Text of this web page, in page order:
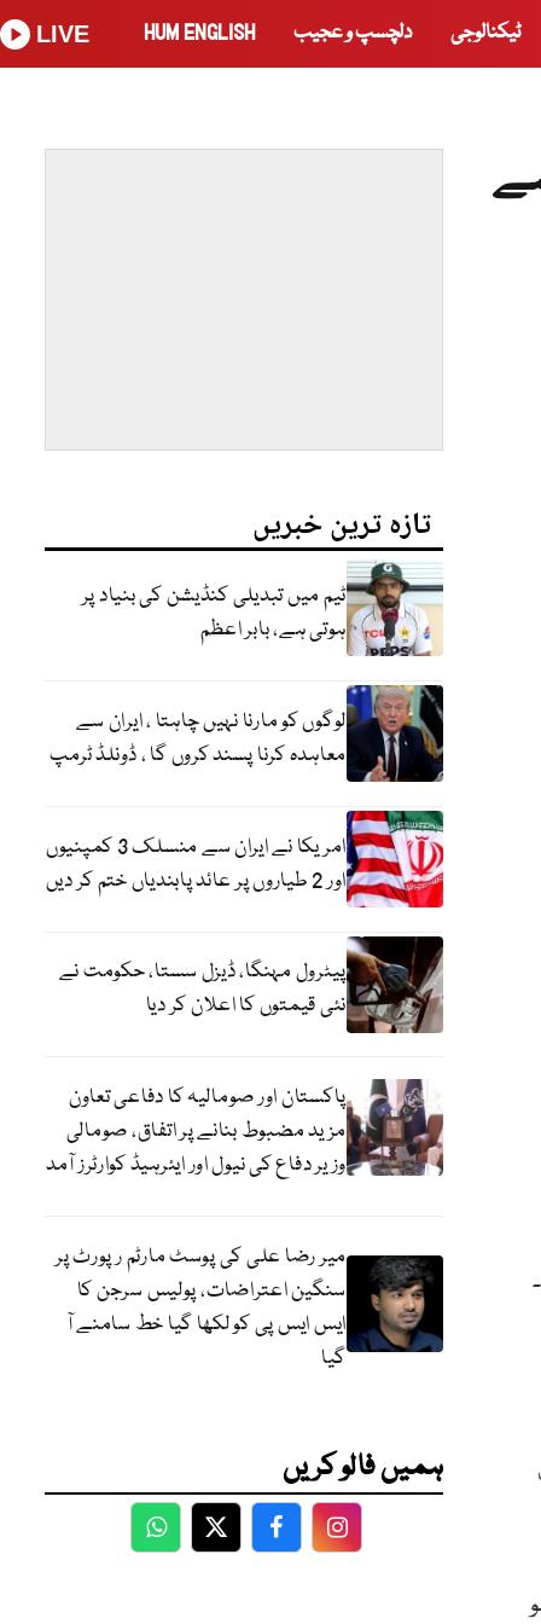
ٹیکنالوجی دلچسپ و عجیب HUM ENGLISH
LIVE
تازہ ترین خبریں
ٹیم میں تبدیلی کنڈیشن کی بنیاد پر
ہوتی ہے، بابر اعظم
لوگوں کو مارنا نہیں چاہتا ، ایران سے
معاہدہ کرنا پسند کروں گا ، ڈونلڈ ٹرمپ
امریکا نے ایران سے منسلک 3 کمپنیوں
اور 2 طیاروں پر عائد پابندیاں ختم کر دیں
پیٹرول مہنگا، ڈیزل سستا، حکومت نے
نئی قیمتوں کا اعلان کر دیا
پاکستان اور صومالیہ کا دفاعی تعاون
مزید مضبوط بنانے پر اتفاق، صومالی
وزیر دفاع کی نیول اور ایئرہیڈ کوارٹرز آمد
میر رضا علی کی پوسٹ مارٹم رپورٹ پر
سنگین اعتراضات، پولیس سرجن کا
ایس ایس پی کو لکھا گیا خط سامنے آ
گیا
ہمیں فالو کریں
WhatsApp
TwitterFacebookFacebook